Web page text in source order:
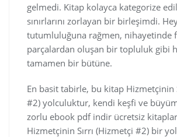
gelmedi. Kitap kolayca kategorize
sınırlarını zorlayan bir birleşimdi.
tutumluluğuna rağmen, nihayetinde
parçalardan oluşan bir topluluk gibi
tamamen bir bütüne.
En basit tabirle, bu kitap Hizmetçinin
#2) yolculuktur, kendi keşfi ve
zorlu ebook pdf indir ücretsiz
Hizmetçinin Sırrı (Hizmetçi #2) bir